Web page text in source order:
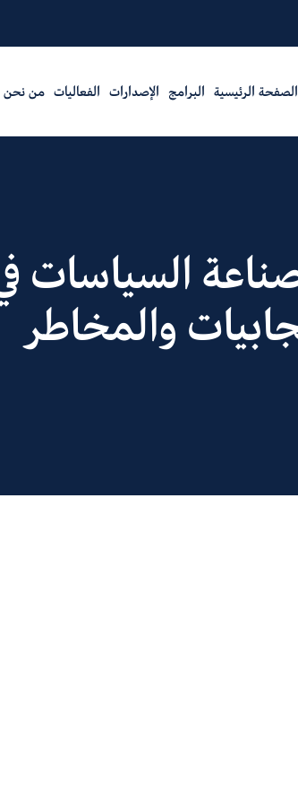
الصفحة الرئيسية البرامج الإصدارات الفعاليات من نحن
السياسات
والمخاطر